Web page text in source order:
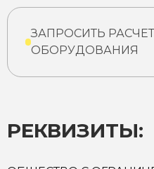
ЗАПРОСИТЬ
ОБОРУДОВАНИЯ
РЕКВИЗИТЫ: